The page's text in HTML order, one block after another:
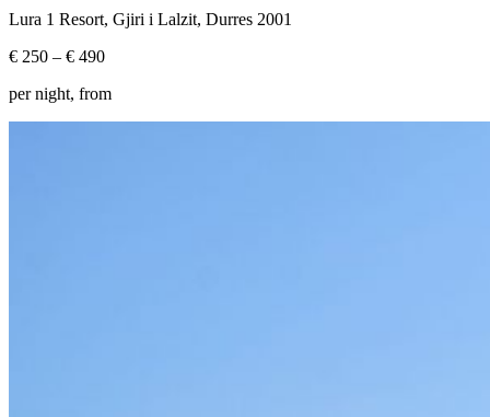
Lura 1 Resort, Gjiri i Lalzit, Durres 2001
€ 250 – € 490
per night, from